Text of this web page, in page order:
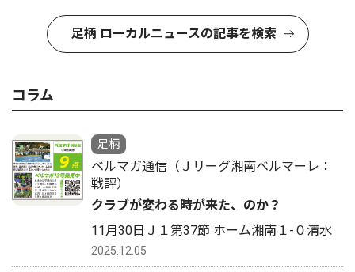
足柄 ローカルニュースの記事を検索
コラム
足柄
ベルマガ通信（Ｊリーグ湘南ベルマーレ：
戦評）
クラブが変わる時が来た、のか？
11月30日Ｊ１第37節 ホーム湘南１-０清水
2025.12.05